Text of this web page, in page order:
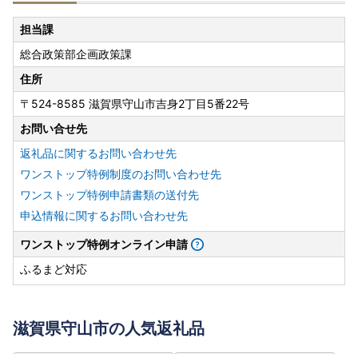
担当課
総合政策部企画政策課
住所
〒524-8585 滋賀県守山市吉身2丁目5番22号
お問い合せ先
返礼品に関するお問い合わせ先
ワンストップ特例制度のお問い合わせ先
ワンストップ特例申請書類の送付先
申込情報に関するお問い合わせ先
ワンストップ特例オンライン申請
ふるまど対応
滋賀県守山市の人気返礼品